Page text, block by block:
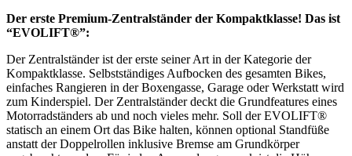
Der erste Premium-Zentralständer der Kompaktklasse! Das ist
“EVOLIFT®”:
Der Zentralständer ist der erste seiner Art in der Kategorie der
Kompaktklasse. Selbstständiges Aufbocken des gesamten Bikes,
einfaches Rangieren in der Boxengasse, Garage oder Werkstatt wird
zum Kinderspiel. Der Zentralständer deckt die Grundfeatures eines
Motorradständers ab und noch vieles mehr. Soll der EVOLIFT®
statisch an einem Ort das Bike halten, können optional Standfüße
anstatt der Doppelrollen inklusive Bremse am Grundkörper